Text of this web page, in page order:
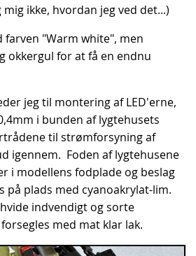
mig ikke, hvordan jeg ved det...)
farven "Warm white", men
okkergul for at få en endnu
jeg til montering af LED'erne,
i bunden af lygtehusets
til strømforsyning af
igennem. Foden af lygtehusene
i modellens fodplade og beslag
på plads med cyanoakrylat-lim.
indvendigt og sorte
med mat klar lak.